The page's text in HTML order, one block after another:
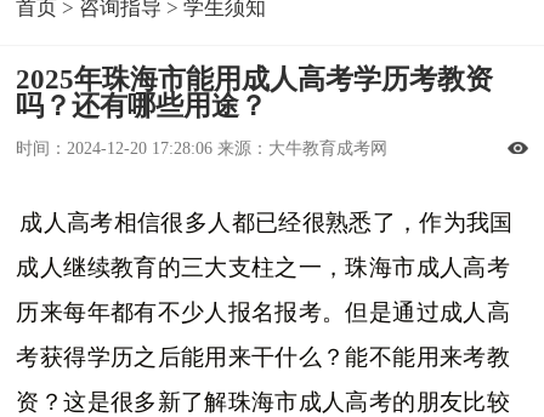
首页 > 咨询指导 >学生须知
2025年珠海市能用成人高考学历考教资
吗？还有哪些用途？
时间：2024-12-20 17:28:06 来源：大牛教育成考网
成人高考相信很多人都已经很熟悉了，作为我国
成人继续教育的三大支柱之一，珠海市成人高考
历来每年都有不少人报名报考。但是通过成人高
考获得学历之后能用来干什么？能不能用来考教
资？这是很多新了解珠海市成人高考的朋友比较